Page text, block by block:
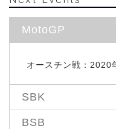
MotoGP
オースチン戦：
SBK
BSB